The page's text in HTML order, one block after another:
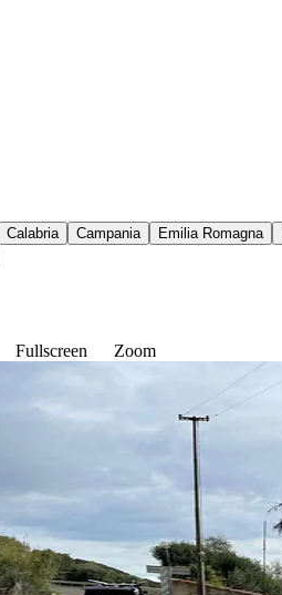
Calabria Campania Emilia Romagna
Fullscreen Zoom